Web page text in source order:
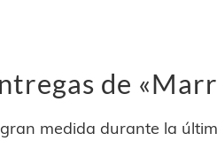
de
medida durante la